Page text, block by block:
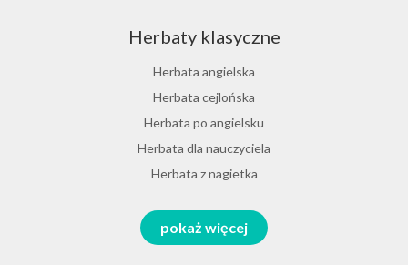
Prezent dla dziewczyny na urodziny
Prezent dla koleżanki na urodziny
Prezent dla mamy na urodziny
Prezent dla taty na urodziny
Prezent dla męża na urodziny
Prezent dla przyjaciela na urodziny
Herbaty klasyczne
Herbata angielska
Herbata cejlońska
Herbata po angielsku
Herbata dla nauczyciela
Herbata z nagietka
Melisa herbata
Zestawy na różne okazje
pokaż więcej